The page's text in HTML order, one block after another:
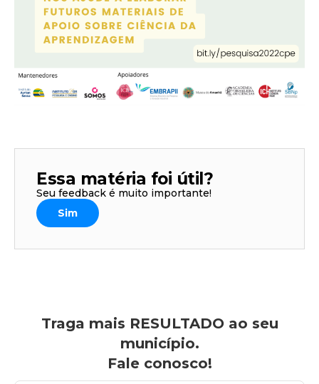
Essa matéria foi útil?
Seu feedback é muito importante!
Sim
Traga mais RESULTADO ao seu
município.
Fale conosco!